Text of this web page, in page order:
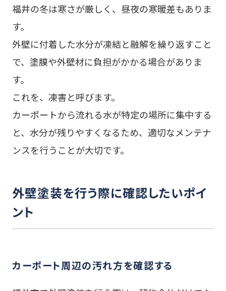
福井の冬は寒さが厳しく、昼夜の寒暖差もありま
す。
外壁に付着した水分が凍結と融解を繰り返すこと
で、塗膜や外壁材に負担がかかる場合がありま
す。
これを、凍害と呼びます。
カーポートから流れる水が特定の場所に集中する
と、水分が残りやすくなるため、適切なメンテナ
ンスを行うことが大切です。
外壁塗装を行う際に確認したいポイ
ント
カーポート周辺の汚れ方を確認する